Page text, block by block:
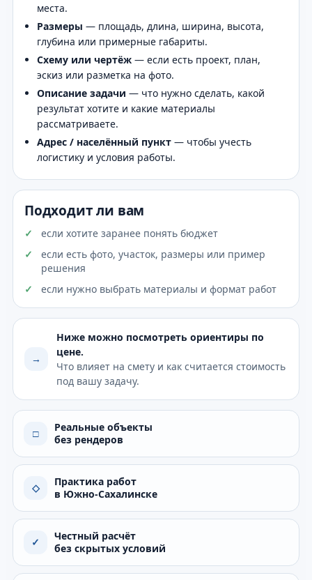
места.
Размеры — площадь, длина, ширина, высота,
глубина или примерные габариты.
Схему или чертёж — если есть проект, план,
эскиз или разметка на фото.
Описание задачи — что нужно сделать, какой
результат хотите и какие материалы
рассматриваете.
Адрес / населённый пункт — чтобы учесть
логистику и условия работы.
Подходит ли вам
если хотите заранее понять бюджет
если есть фото, участок, размеры или пример
решения
если нужно выбрать материалы и формат работ
→
Ниже можно посмотреть ориентиры по
цене.
Что влияет на смету и как считается стоимость
под вашу задачу.
□
Реальные объекты
без рендеров
◇
Практика работ
в Южно-Сахалинске
✓
Честный расчёт
без скрытых условий